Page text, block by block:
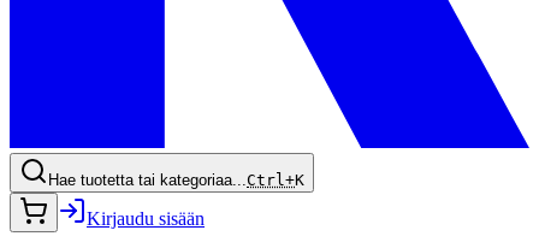
Hae tuotetta tai kategoriaa...Ctrl+K
Kirjaudu sisään